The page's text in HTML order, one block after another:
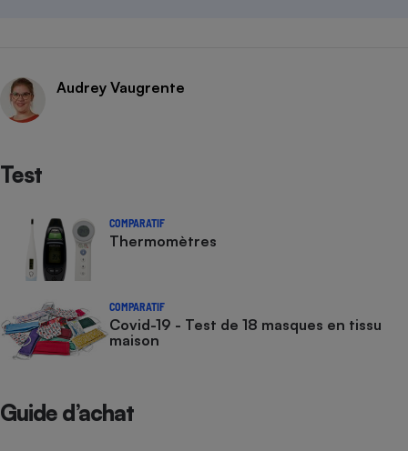
Audrey Vaugrente
Test
COMPARATIF
Thermomètres
COMPARATIF
Covid-19 - Test de 18 masques en tissu
maison
Guide d’achat